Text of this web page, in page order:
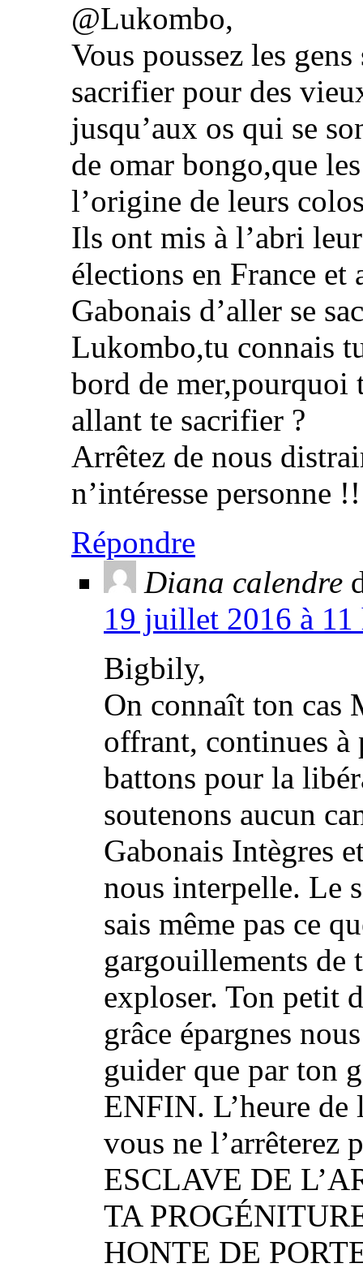
@Lukombo,
Vous poussez les
sacrifier pour des
jusqu’aux os qui se
de omar bongo,que
l’origine de leurs
Ils ont mis à l’abri
élections en France et
Gabonais d’aller se
Lukombo,tu connais
bord de mer,pourquoi
allant te sacrifier ?
Arrêtez de nous
n’intéresse personne
Répondre
Diana calendre
19 juillet 2016 à
Bigbily,
On connaît ton cas
offrant, continues à
battons pour la
soutenons aucun
Gabonais Intègres
nous interpelle. Le
sais même pas ce
gargouillements de
exploser. Ton petit
grâce épargnes
guider que par ton
ENFIN. L’heure
vous ne l’arrêterez
ESCLAVE DE
TA
HONTE DE